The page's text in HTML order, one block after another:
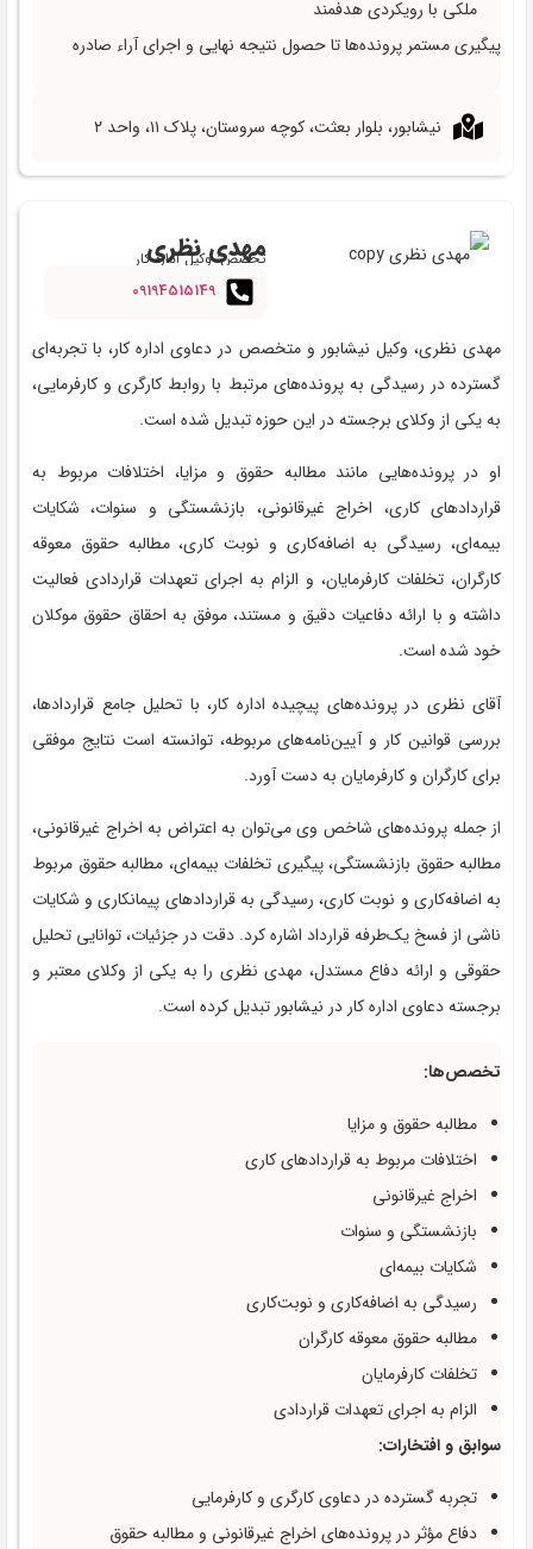
ملکی با رویکردی هدفمند
پیگیری مستمر پرونده‌ها تا حصول نتیجه نهایی و اجرای آراء صادره
نیشابور، بلوار بعثت، کوچه سروستان، پلاک ۱۱، واحد ۲
مهدی نظری
تخصص: وکیل اداره کار
09194515149
مهدی نظری، وکیل نیشابور و متخصص در دعاوی اداره کار، با تجربه‌ای
گسترده در رسیدگی به پرونده‌های مرتبط با روابط کارگری و کارفرمایی،
به یکی از وکلای برجسته در این حوزه تبدیل شده است.
او در پرونده‌هایی مانند مطالبه حقوق و مزایا، اختلافات مربوط به
قراردادهای کاری، اخراج غیرقانونی، بازنشستگی و سنوات، شکایات
بیمه‌ای، رسیدگی به اضافه‌کاری و نوبت کاری، مطالبه حقوق معوقه
کارگران، تخلفات کارفرمایان، و الزام به اجرای تعهدات قراردادی فعالیت
داشته و با ارائه دفاعیات دقیق و مستند، موفق به احقاق حقوق موکلان
خود شده است.
آقای نظری در پرونده‌های پیچیده اداره کار، با تحلیل جامع قراردادها،
بررسی قوانین کار و آیین‌نامه‌های مربوطه، توانسته است نتایج موفقی
برای کارگران و کارفرمایان به دست آورد.
از جمله پرونده‌های شاخص وی می‌توان به اعتراض به اخراج غیرقانونی،
مطالبه حقوق بازنشستگی، پیگیری تخلفات بیمه‌ای، مطالبه حقوق مربوط
به اضافه‌کاری و نوبت کاری، رسیدگی به قراردادهای پیمانکاری و شکایات
ناشی از فسخ یک‌طرفه قرارداد اشاره کرد. دقت در جزئیات، توانایی تحلیل
حقوقی و ارائه دفاع مستدل، مهدی نظری را به یکی از وکلای معتبر و
برجسته دعاوی اداره کار در نیشابور تبدیل کرده است.
تخصص‌ها:
مطالبه حقوق و مزایا
اختلافات مربوط به قراردادهای کاری
اخراج غیرقانونی
بازنشستگی و سنوات
شکایات بیمه‌ای
رسیدگی به اضافه‌کاری و نوبت‌کاری
مطالبه حقوق معوقه کارگران
تخلفات کارفرمایان
الزام به اجرای تعهدات قراردادی
سوابق و افتخارات:
تجربه گسترده در دعاوی کارگری و کارفرمایی
دفاع مؤثر در پرونده‌های اخراج غیرقانونی و مطالبه حقوق